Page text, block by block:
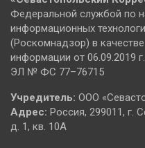
Федеральной службой по
информационных
(Роскомнадзор) в
информации от 06.09.2019
ЭЛ № ФС 77–76715
Учредитель: ООО
Адрес: Россия, 299011, г.
д. 1, кв. 10А